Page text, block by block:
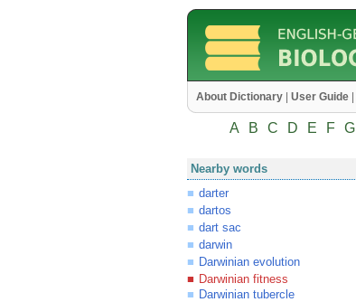
About Dictionary User Guide
A B C D E F G
Nearby words
darter
dartos
dart sac
darwin
Darwinian evolution
Darwinian fitness
Darwinian tubercle